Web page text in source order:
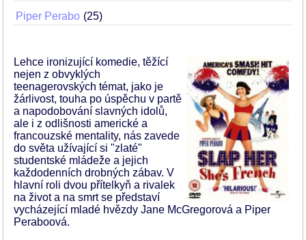
Piper Perabo 25
Lehce ironizující komedie, těžící
nejen z obvyklých
teenagerovských témat, jako je
žárlivost, touha po úspěchu v partě
a napodobování slavných idolů,
ale i z odlišnosti americké a
francouzské mentality, nás zavede
do světa užívající si "zlaté"
studentské mládeže a jejich
každodenních drobných zábav. V
hlavní roli dvou přítelkyň a rivalek
na život a na smrt se představí
vycházející mladé hvězdy Jane McGregorová a Piper
Peraboová.